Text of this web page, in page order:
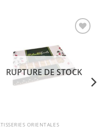
RUPTURE DE STOCK
ORIENTALES